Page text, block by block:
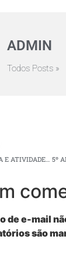
ADMIN
Todos Posts »
1º e 2º ANO – AULA E ATIVIDADES LÍNGUA PORTUGUESA/ POEMA: CIDADEZINHA QUALQUER
de e-mail
são